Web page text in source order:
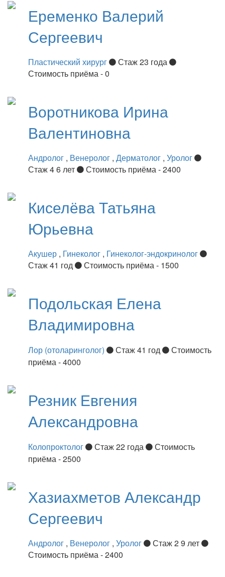
Еременко Валерий
Сергеевич
Пластический хирург
Стаж 23 года
Стоимость приёма - 0
Воротникова Ирина
Валентиновна
Андролог , Венеролог , Дерматолог , Уролог
Стаж 4 6 лет
Стоимость приёма - 2400
КиселёваТатьяна
Юрьевна
Акушер , Гинеколог , Гинеколог-эндокринолог
Стаж 41 год
Стоимость приёма - 1500
Подольская Елена
Владимировна
Лор (отоларинголог) Стаж 41 год
Стоимость
приёма - 4000
Резник Евгения
Александровна
Колопроктолог Стаж 22 года
Стоимость
приёма - 2500
Хазиахметов Александр
Сергеевич
Андролог , Венеролог , Уролог
Стаж 2 9 лет
Стоимость приёма - 2400